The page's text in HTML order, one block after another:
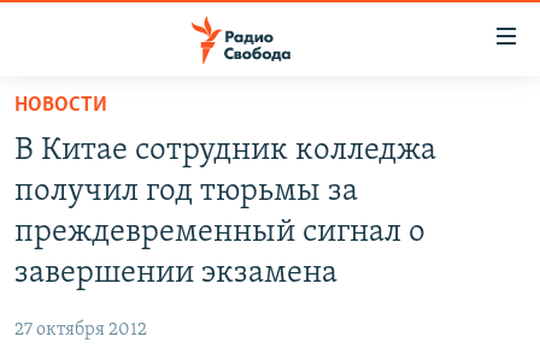
упрощенного
доступа
основному
содержанию
Вернутся
АВТОРСКИЕ ПРОЕКТЫ
КУЛЬТУРА
НОВОСТИ
В Китае сотрудник колледжа
получил год тюрьмы за
преждевременный сигнал о
завершении экзамена
27 октября 2012